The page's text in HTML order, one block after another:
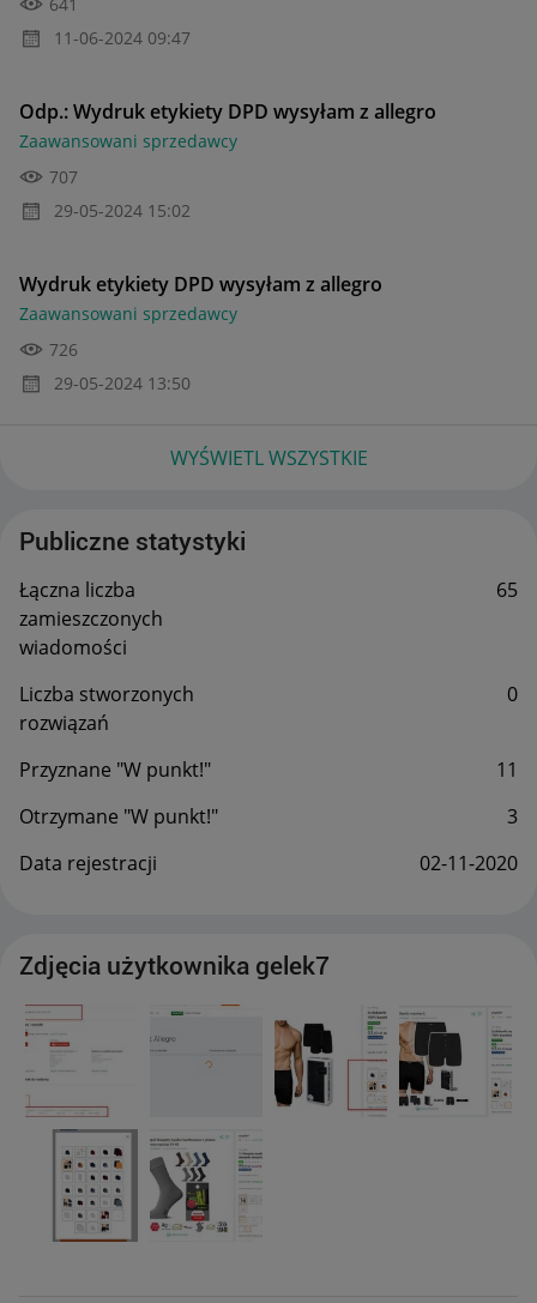
‎11-06-2024 09:47
Odp.: Wydruk etykiety DPD wysyłam z allegro
Zaawansowani sprzedawcy
707
‎29-05-2024 15:02
Wydruk etykiety DPD wysyłam z allegro
Zaawansowani sprzedawcy
726
‎29-05-2024 13:50
WYŚWIETL WSZYSTKIE
Publiczne statystyki
Łączna liczba
zamieszczonych
wiadomości
65
Liczba stworzonych
rozwiązań
0
Przyznane "W punkt!"
11
Otrzymane "W punkt!"
3
Data rejestracji
‎02-11-2020
Zdjęcia użytkownika gelek7